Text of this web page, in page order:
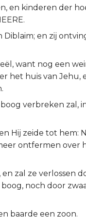
en kinderen der
en zij
want nog een
het huis van Jehu,
verbreken zal,
Hij zeide tot hem:
ontfermen over
zal ze verlossen
noch door
baarde een zoon.